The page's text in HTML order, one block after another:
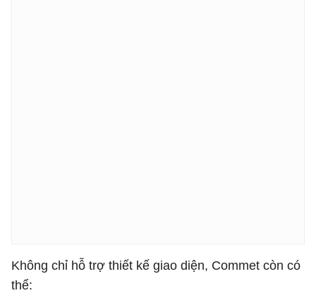
Không chỉ hỗ trợ thiết kế giao diện, Commet còn có
thể: